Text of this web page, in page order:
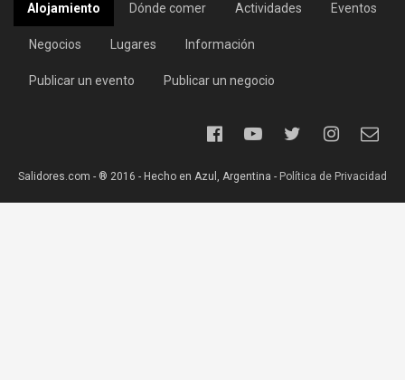
Alojamiento Dónde comer Actividades Eventos
Negocios Lugares Información
Publicar un evento Publicar un negocio
Salidores.com - ® 2016 - Hecho en Azul, Argentina - Política de Privacidad